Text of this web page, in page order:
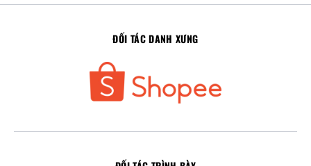
ĐỐI TÁC DANH XƯNG